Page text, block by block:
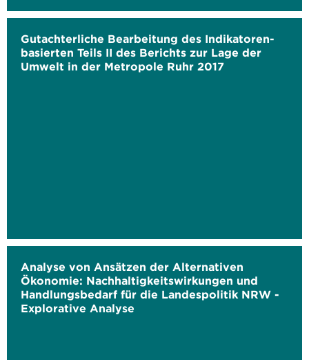
Gutachterliche Bearbeitung des Indikatoren-
basierten Teils II des Berichts zur Lage der
Umwelt in der Metropole Ruhr 2017
Analyse von Ansätzen der Alternativen
Ökonomie: Nachhaltigkeitswirkungen und
Handlungsbedarf für die Landespolitik NRW -
Explorative Analyse